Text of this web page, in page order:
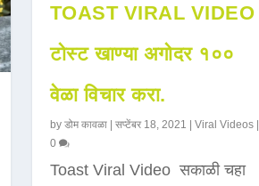
TOAST VIRAL VIDEO
टोस्ट खाण्या अगोदर १००
वेळा विचार करा.
by डोम कावळा| सप्टेंबर 18, 2021 | Viral Videos|
0
Toast Viral Video सकाळी चहा